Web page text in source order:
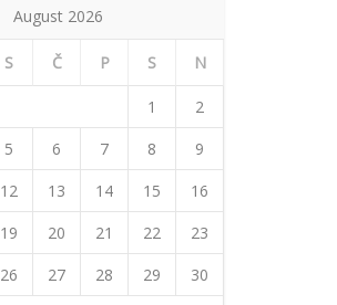
August 2026
S Č P S N
1
2
5 6 7 8
9
12 13 14 15
16
19 20 21 22
23
26 27 28 29
30